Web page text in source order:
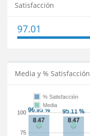
Satisfacción
97.01
Media y % Satisfacción
75
100
% Satisfacción
Media